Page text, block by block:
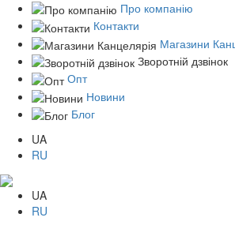
Про компанію
Контакти
Магазини
Зворотній дзвінок
Опт
Новини
Блог
UA
RU
UA
RU